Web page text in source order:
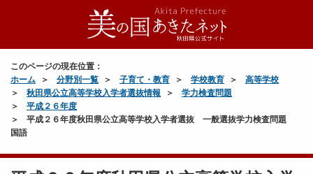
このページの現在位置：
ホーム
分野別一覧 子育て・教育 学校教育
高等学校
秋田県公立高等学校入学者選抜情報
学力検査問題
平成２６年度
平成２６年度秋田県公立高等学校入学者選抜 一般選抜学力検査問題
国語